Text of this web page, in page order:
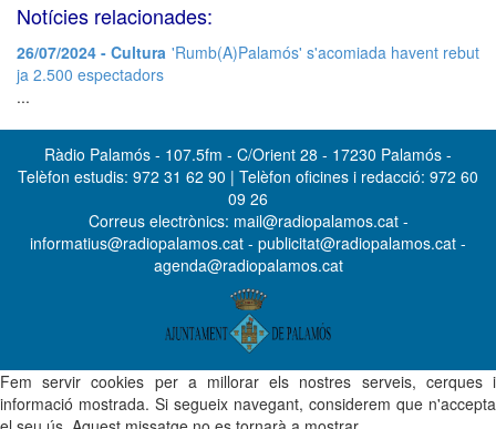
Notícies relacionades:
26/07/2024 - Cultura 'Rumb(A)Palamós' s'acomiada havent rebut
ja 2.500 espectadors
...
Ràdio Palamós - 107.5fm - C/Orient 28 - 17230 Palamós -
Telèfon estudis: 972 31 62 90 | Telèfon oficines i redacció: 972 60
09 26
Correus electrònics: mail@radiopalamos.cat -
informatius@radiopalamos.cat - publicitat@radiopalamos.cat -
agenda@radiopalamos.cat
Fem servir cookies per a millorar els nostres serveis, cerques i
informació mostrada. Si segueix navegant, considerem que n'accepta